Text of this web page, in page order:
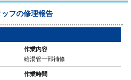
ッフの修理報告
作業内容
給湯管一部補修
作業時間